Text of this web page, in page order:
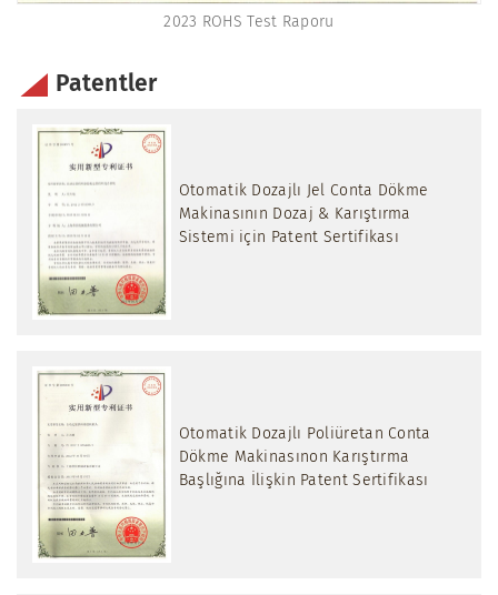
2023 ROHS Test Raporu
Patentler
Otomatik Dozajlı Jel Conta Dökme
Makinasının Dozaj & Karıştırma
Sistemi için Patent Sertifikası
Otomatik Dozajlı Poliüretan Conta
Dökme Makinasınon Karıştırma
Başlığına İlişkin Patent Sertifikası